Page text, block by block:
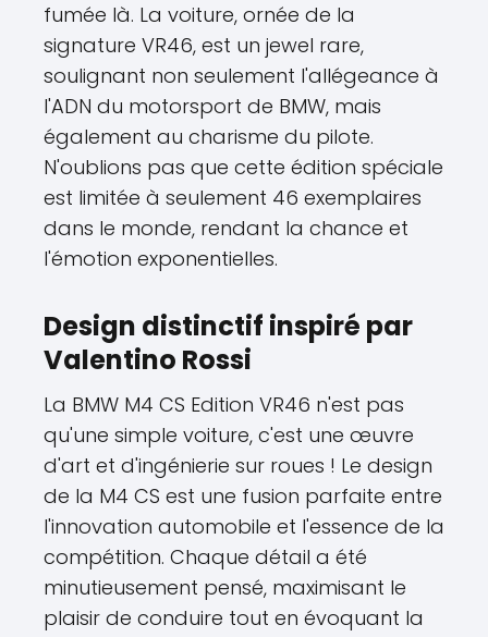
fumée là. La voiture, ornée de la
signature VR46, est un jewel rare,
soulignant non seulement l'allégeance à
l'ADN du motorsport de BMW, mais
également au charisme du pilote.
N'oublions pas que cette édition spéciale
est limitée à seulement 46 exemplaires
dans le monde, rendant la chance et
l'émotion exponentielles.
Design distinctif inspiré par
Valentino Rossi
La BMW M4 CS Edition VR46 n'est pas
qu'une simple voiture, c'est une œuvre
d'art et d'ingénierie sur roues ! Le design
de la M4 CS est une fusion parfaite entre
l'innovation automobile et l'essence de la
compétition. Chaque détail a été
minutieusement pensé, maximisant le
plaisir de conduire tout en évoquant la